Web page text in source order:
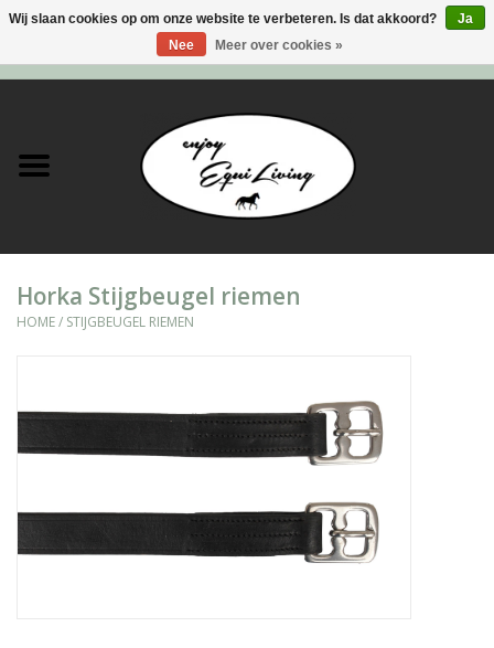
Stal en meer
Ruiter
Super Sales deals
Horka Stijgbeugel riemen
HOME/ STIJGBEUGEL RIEMEN
Wij slaan cookies op om onze website te verbeteren. Is dat akkoord?
Ja
Nee
Meer over cookies »